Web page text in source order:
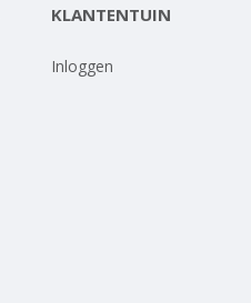
KLANTENTUIN
Inloggen